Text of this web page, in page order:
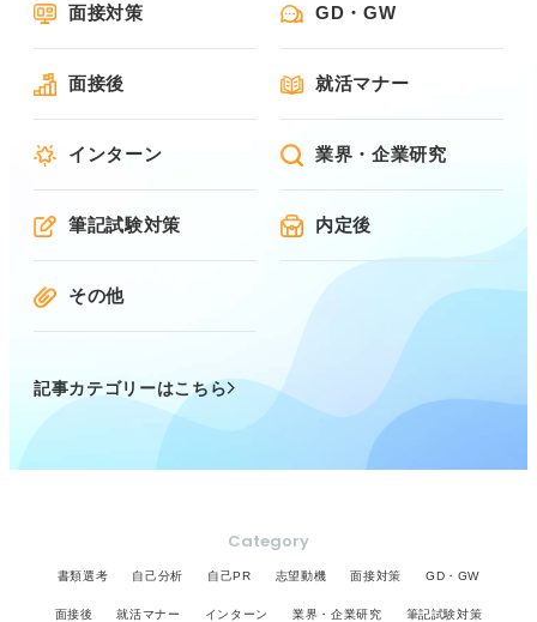
面接対策 GD・GW
面接後 就活マナー
インターン 業界・企業研究
筆記試験対策 内定後
その他
記事カテゴリーはこちら
Category
書類選考 自己分析 自己PR 志望動機 面接対策 GD・GW
面接後 就活マナー インターン 業界・企業研究 筆記試験対策